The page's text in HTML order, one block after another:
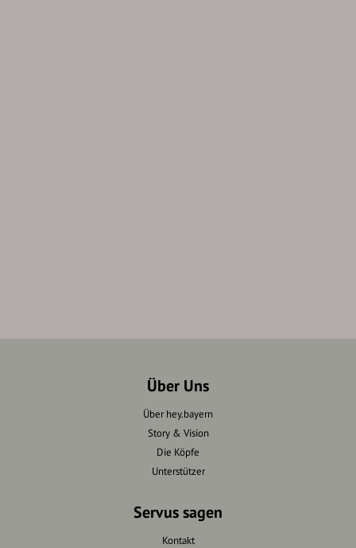
Über Uns
Über hey.bayern
Story & Vision
Die Köpfe
Unterstützer
Servus sagen
Kontakt